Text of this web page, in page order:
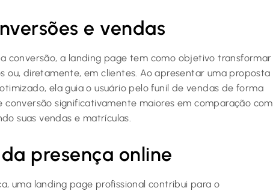
e vendas
conversão, a landing page tem como objetivo transformar
ou, diretamente, em clientes. Ao apresentar uma proposta
ela guia o usuário pelo funil de vendas de forma
conversão significativamente maiores em comparação com
suas vendas e matrículas.
presença online
uma landing page profissional contribui para o